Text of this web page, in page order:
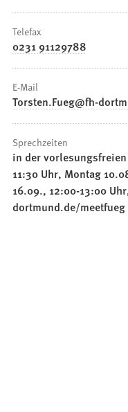
Telefax
0231 91129788
E-Mail
Torsten.Fueg fh-
Sprechzeiten
in der
11:30 Uhr, Montag
16.09., 12:00-13:00
dortmund.de/meetfueg